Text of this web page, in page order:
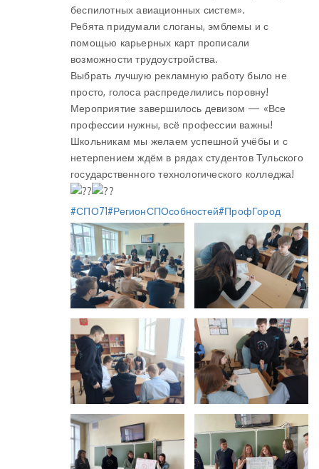
беспилотных авиационных систем».
Ребята придумали слоганы, эмблемы и с
помощью карьерных карт прописали
возможности трудоустройства.
Выбрать лучшую рекламную работу было не
просто, голоса распределились поровну!
Мероприятие завершилось девизом — «Все
профессии нужны, всё профессии важны!
Школьникам мы желаем успешной учёбы и с
нетерпением ждём в рядах студентов Тульского
государственного технологического колледжа!
#СПО71#РегионСПОсобностей#ПрофГород